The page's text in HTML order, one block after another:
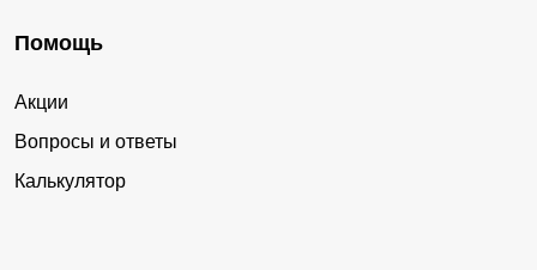
Помощь
Акции
Вопросы и ответы
Калькулятор